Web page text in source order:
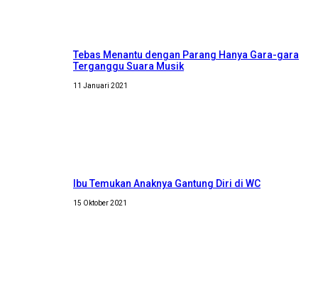
Tebas Menantu dengan Parang Hanya Gara-gara
Terganggu Suara Musik
11 Januari 2021
Ibu Temukan Anaknya Gantung Diri di WC
15 Oktober 2021